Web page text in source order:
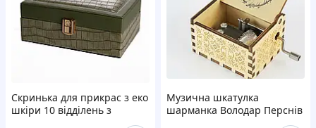
Скринька для прикрас з еко
шкіри 10 відділень з
Музична шкатулка
шарманка Володар Перснів